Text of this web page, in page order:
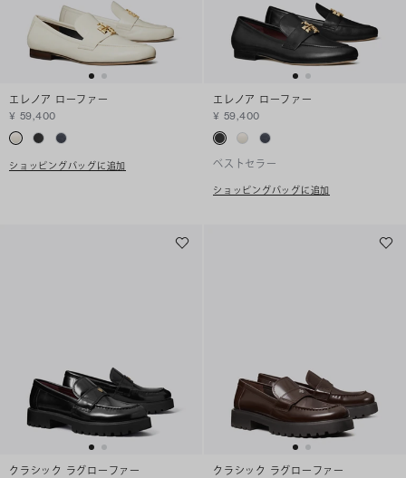
エレノア ローファー
¥ 59,400
ショッピングバッグに追加
エレノア ローファー
¥ 59,400
ベストセラー
ショッピングバッグに追加
クラシック ラグローファー
クラシック ラグローファー